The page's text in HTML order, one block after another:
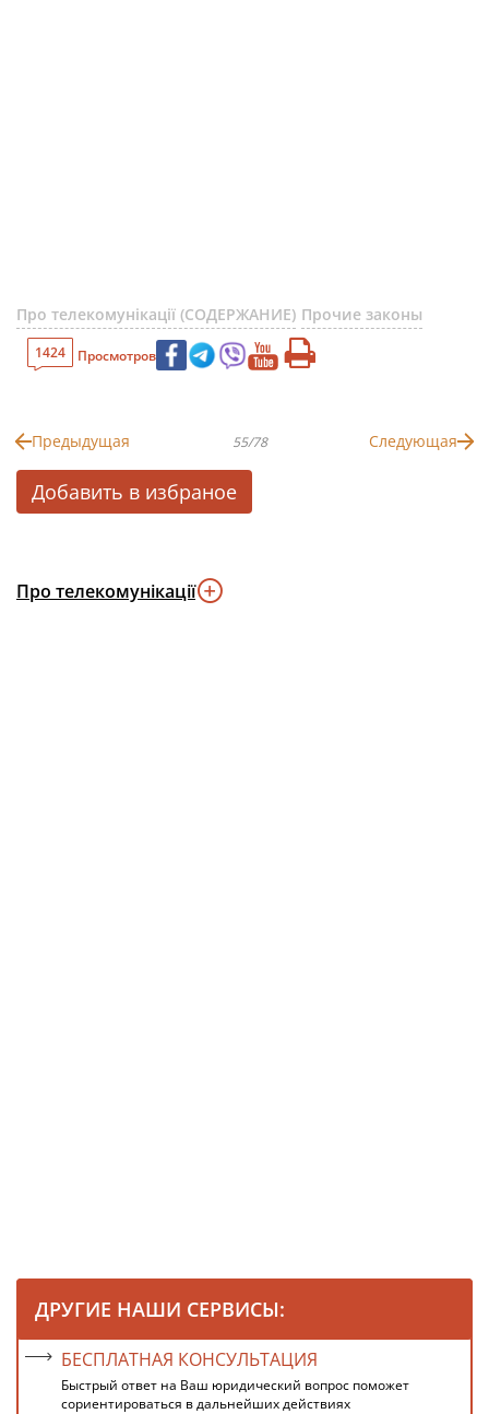
Про телекомунікації (СОДЕРЖАНИЕ) Прочие законы
1424 Просмотров
Предыдущая 55/78 Следующая
Добавить в избраное
Про телекомунікації
ДРУГИЕ НАШИ СЕРВИСЫ:
БЕСПЛАТНАЯ КОНСУЛЬТАЦИЯ
Быстрый ответ на Ваш юридический вопрос поможет
сориентироваться в дальнейших действиях